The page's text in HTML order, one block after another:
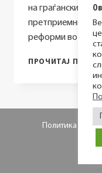
на граѓанските
реформи во
ПРОЧИТАЈ
©
Политика за